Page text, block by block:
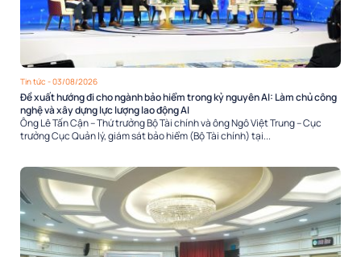
Tin tức - 03/08/2026
Đề xuất hướng đi cho ngành bảo hiểm trong kỷ nguyên AI: Làm chủ công
nghệ và xây dựng lực lượng lao động AI
Ông Lê Tấn Cận – Thứ trưởng Bộ Tài chính và ông Ngô Việt Trung – Cục
trưởng Cục Quản lý, giám sát bảo hiểm (Bộ Tài chính) tại...